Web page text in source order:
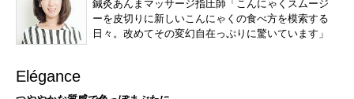
鍼灸あんまマッサージ指圧師「こんにゃくスムージ
ーを皮切りに新しいこんにゃくの食べ方を模索する
日々。改めてその変幻自在っぷりに驚いています」
Elégance